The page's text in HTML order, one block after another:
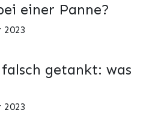
einer Panne?
2023
getankt: was
2023